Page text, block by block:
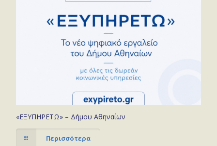
«ΕΞΥΠΗΡΕΤΩ» – Δήμου Αθηναίων
Περισσότερα